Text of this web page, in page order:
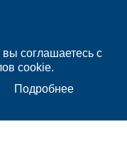
соглашаетесь с
cookie.
Подробнее